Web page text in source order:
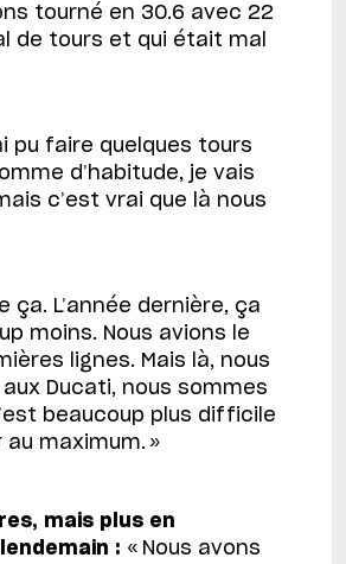
tourné en 30.6 avec 22
de tours et qui était mal
pu faire quelques tours
d’habitude, je vais
c’est vrai que là nous
ça. L’année dernière, ça
moins. Nous avions le
lignes. Mais là, nous
Ducati, nous sommes
beaucoup plus difficile
maximum. »
mais plus en
: « Nous avons